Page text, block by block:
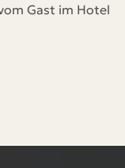
Gast im Hotel